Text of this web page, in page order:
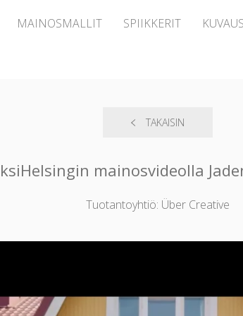
MAINOSMALLIT SPIIKKERIT
TAKAISIN
mainosvideolla
Tuotantoyhtiö: Über Creative